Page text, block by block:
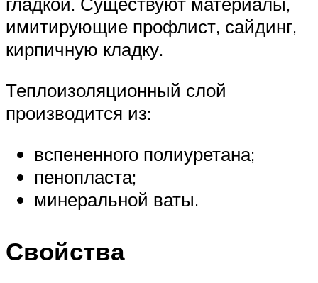
имитирующие профлист, сайдинг,
кирпичную кладку.
Теплоизоляционный слой
производится из:
вспененного полиуретана;
пенопласта;
минеральной ваты.
Свойства